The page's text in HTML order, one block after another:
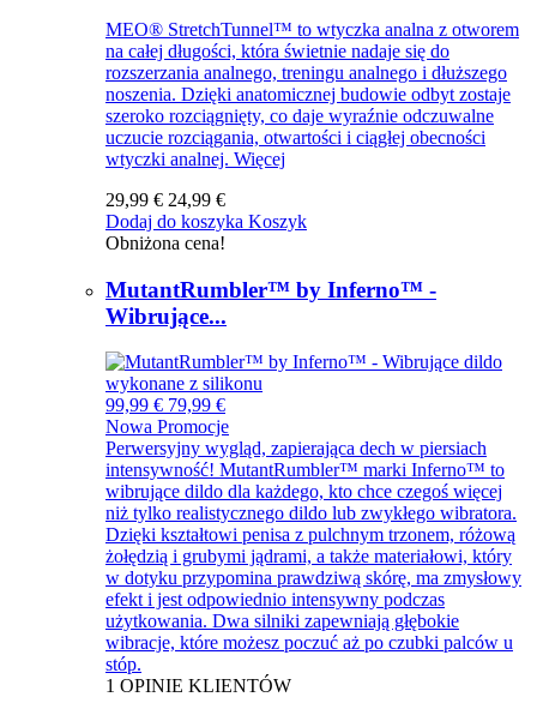
MEO® StretchTunnel™ to wtyczka analna z otworem
na całej długości, która świetnie nadaje się do
rozszerzania analnego, treningu analnego i dłuższego
noszenia. Dzięki anatomicznej budowie odbyt zostaje
szeroko rozciągnięty, co daje wyraźnie odczuwalne
uczucie rozciągania, otwartości i ciągłej obecności
wtyczki analnej. Więcej
29,99 € 24,99 €
Dodaj do koszyka Koszyk
Obniżona cena!
MutantRumbler™ by Inferno™ -
Wibrujące...
99,99 € 79,99 €
Nowa Promocje
Perwersyjny wygląd, zapierająca dech w piersiach
intensywność! MutantRumbler™ marki Inferno™ to
wibrujące dildo dla każdego, kto chce czegoś więcej
niż tylko realistycznego dildo lub zwykłego wibratora.
Dzięki kształtowi penisa z pulchnym trzonem, różową
żołędzią i grubymi jądrami, a także materiałowi, który
w dotyku przypomina prawdziwą skórę, ma zmysłowy
efekt i jest odpowiednio intensywny podczas
użytkowania. Dwa silniki zapewniają głębokie
wibracje, które możesz poczuć aż po czubki palców u
stóp.
1 OPINIE KLIENTÓW